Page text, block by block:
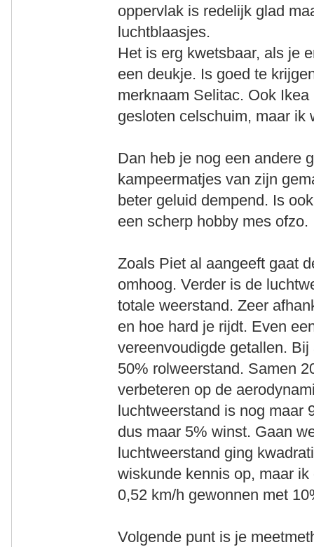
oppervlak is redelijk glad
luchtblaasjes.
Het is erg kwetsbaar, als je
een deukje. Is goed te
merknaam Selitac. Ook
gesloten celschuim, maar ik
Dan heb je nog een andere
kampeermatjes van zijn
beter geluid dempend. Is
een scherp hobby mes ofzo.
Zoals Piet al aangeeft gaat
omhoog. Verder is de
totale weerstand. Zeer
en hoe hard je rijdt. Even
vereenvoudigde getallen.
50% rolweerstand. Samen
verbeteren op de
luchtweerstand is nog maar
dus maar 5% winst. Gaan
luchtweerstand ging
wiskunde kennis op, maar
0,52 km/h gewonnen met
Volgende punt is je